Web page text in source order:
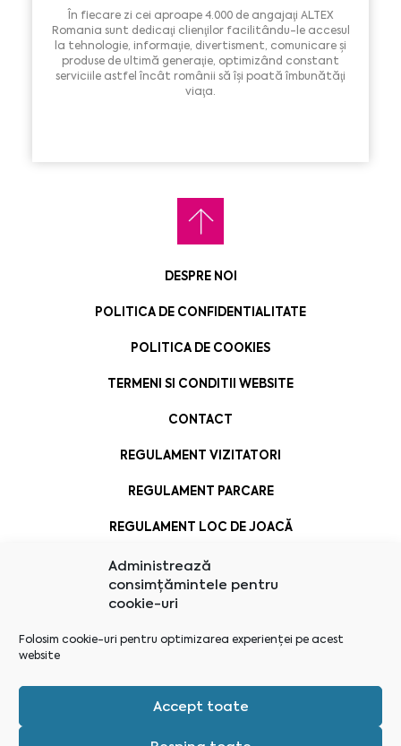
Administrează
consimțămintele pentru
cookie-uri
Folosim cookie-uri pentru optimizarea experienței pe acest
website
Accept toate
În fiecare zi cei aproape 4.000 de angajaţi ALTEX
Romania sunt dedicaţi clienţilor facilitându-le accesul
la tehnologie, informaţie, divertisment, comunicare şi
produse de ultimă generaţie, optimizând constant
serviciile astfel încât românii să îşi poată îmbunătăţi
viaţa.
DESPRE NOI
POLITICA DE CONFIDENTIALITATE
POLITICA DE COOKIES
TERMENI SI CONDITII WEBSITE
CONTACT
REGULAMENT VIZITATORI
REGULAMENT PARCARE
REGULAMENT LOC DE JOACĂ